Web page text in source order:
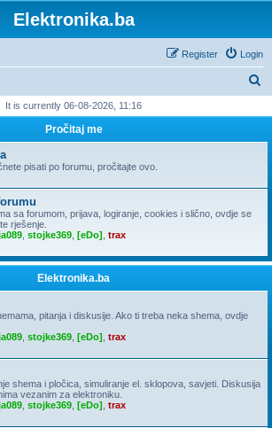
Elektronika.ba
Login
Register
r
h
It is currently 06-08-2026, 11:16
Pročitaj me
pisati po forumu, pročitajte ovo.
sa forumom, prijava, logiranje, cookies i slično, ovdje se
rješenje.
stojke369 [eDo] trax
Elektronika.ba
pitanja i diskusije. Ako ti treba neka shema, ovdje
stojke369 [eDo] trax
shema i pločica, simuliranje el. sklopova, savjeti. Diskusija
vezanim za elektroniku.
stojke369 [eDo] trax